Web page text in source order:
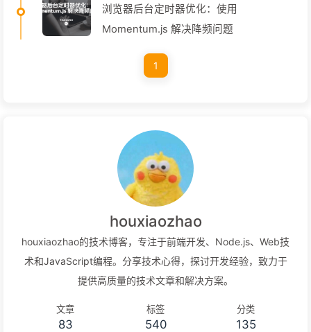
浏览器后台定时器优化：使用
Momentum.js 解决降频问题
1
houxiaozhao
houxiaozhao的技术博客，专注于前端开发、Node.js、Web技
术和JavaScript编程。分享技术心得，探讨开发经验，致力于
提供高质量的技术文章和解决方案。
文章
83
标签
540
分类
135